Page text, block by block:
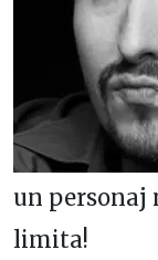
un personaj
limita!